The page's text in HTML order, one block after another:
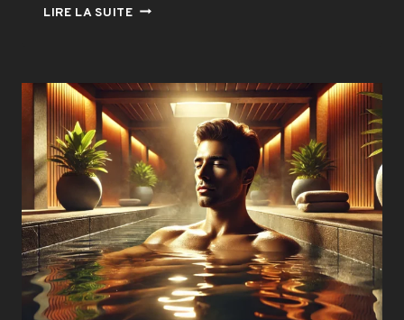
LIRE LA SUITETROUVER
À
DIJON
:
SERVICES,
BIEN-
ÊTRE
ET
ACCOMPAGNEMENT